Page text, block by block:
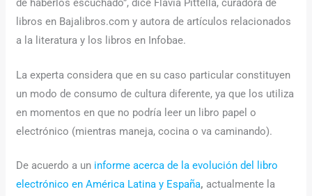
de haberlos escuchado”, dice Flavia Pittella, curadora de
libros en Bajalibros.com y autora de artículos relacionados
a la literatura y los libros en Infobae.
La experta considera que en su caso particular constituyen
un modo de consumo de cultura diferente, ya que los utiliza
en momentos en que no podría leer un libro papel o
electrónico (mientras maneja, cocina o va caminando).
De acuerdo a un informe acerca de la evolución del libro
electrónico en América Latina y España, actualmente la